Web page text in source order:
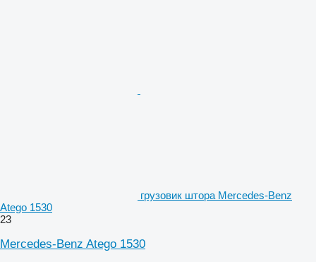
грузовик штора Mercedes-Benz
Atego 1530
23
Mercedes-Benz Atego 1530